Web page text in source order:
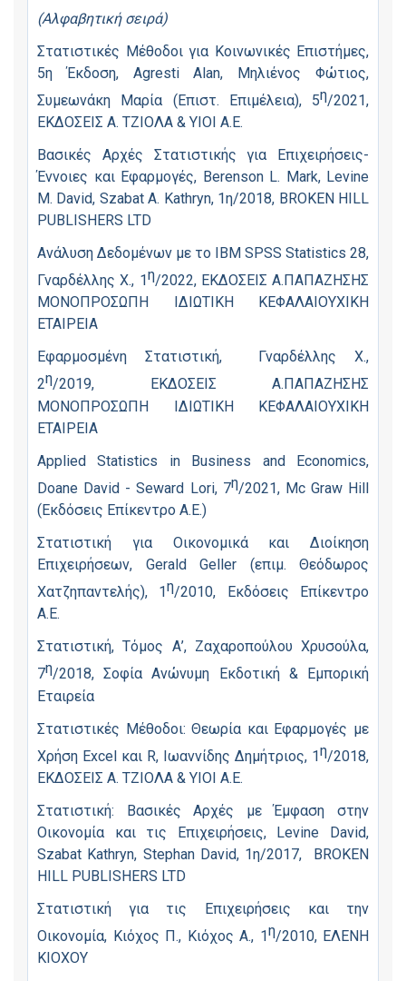
(Αλφαβητική σειρά)
Στατιστικές Μέθοδοι για Κοινωνικές Επιστήμες,
5η Έκδοση, Agresti Alan, Μηλιένος Φώτιος,
Συμεωνάκη Μαρία (Επιστ. Επιμέλεια), 5η/2021,
ΕΚΔΟΣΕΙΣ Α. ΤΖΙΟΛΑ & ΥΙΟΙ Α.Ε.
Βασικές Αρχές Στατιστικής για Επιχειρήσεις-
Έννοιες και Εφαρμογές, Berenson L. Mark, Levine
M. David, Szabat A. Kathryn, 1η/2018, BROKEN HILL
PUBLISHERS LTD
Ανάλυση Δεδομένων με το IBM SPSS Statistics 28,
Γναρδέλλης Χ., 1η/2022, ΕΚΔΟΣΕΙΣ Α.ΠΑΠΑΖΗΣΗΣ
ΜΟΝΟΠΡΟΣΩΠΗ ΙΔΙΩΤΙΚΗ ΚΕΦΑΛΑΙΟΥΧΙΚΗ
ΕΤΑΙΡΕΙΑ
Εφαρμοσμένη Στατιστική, Γναρδέλλης Χ.,
2η/2019, ΕΚΔΟΣΕΙΣ Α.ΠΑΠΑΖΗΣΗΣ
ΜΟΝΟΠΡΟΣΩΠΗ ΙΔΙΩΤΙΚΗ ΚΕΦΑΛΑΙΟΥΧΙΚΗ
ΕΤΑΙΡΕΙΑ
Applied Statistics in Business and Economics,
Doane David - Seward Lori, 7η/2021, Mc Graw Hill
(Εκδόσεις Επίκεντρο Α.Ε.)
Στατιστική για Οικονομικά και Διοίκηση
Επιχειρήσεων, Gerald Geller (επιμ. Θεόδωρος
Χατζηπαντελής), 1η/2010, Εκδόσεις Επίκεντρο
Α.Ε.
Στατιστική, Τόμος Α’, Ζαχαροπούλου Χρυσούλα,
7η/2018, Σοφία Ανώνυμη Εκδοτική & Εμπορική
Εταιρεία
Στατιστικές Μέθοδοι: Θεωρία και Εφαρμογές με
Χρήση Excel και R, Ιωαννίδης Δημήτριος, 1η/2018,
ΕΚΔΟΣΕΙΣ Α. ΤΖΙΟΛΑ & ΥΙΟΙ Α.Ε.
Στατιστική: Βασικές Αρχές με Έμφαση στην
Οικονομία και τις Επιχειρήσεις, Levine David,
Szabat Kathryn, Stephan David, 1η/2017, BROKEN
HILL PUBLISHERS LTD
Στατιστική για τις Επιχειρήσεις και την
Οικονομία, Κιόχος Π., Κιόχος Α., 1η/2010, ΕΛΕΝΗ
ΚΙΟΧΟΥ